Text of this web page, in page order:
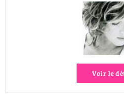
Voir le